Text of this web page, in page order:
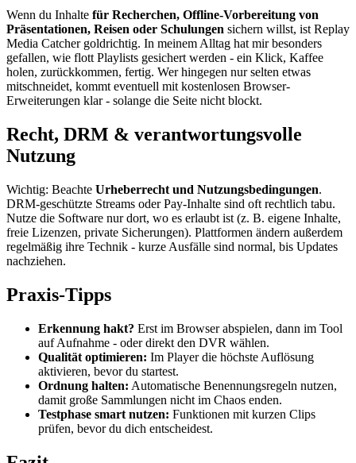
Wenn du Inhalte für Recherchen, Offline-Vorbereitung von
Präsentationen, Reisen oder Schulungen sichern willst, ist Replay
Media Catcher goldrichtig. In meinem Alltag hat mir besonders
gefallen, wie flott Playlists gesichert werden - ein Klick, Kaffee
holen, zurückkommen, fertig. Wer hingegen nur selten etwas
mitschneidet, kommt eventuell mit kostenlosen Browser-
Erweiterungen klar - solange die Seite nicht blockt.
Recht, DRM & verantwortungsvolle
Nutzung
Wichtig: Beachte Urheberrecht und Nutzungsbedingungen.
DRM-geschützte Streams oder Pay-Inhalte sind oft rechtlich tabu.
Nutze die Software nur dort, wo es erlaubt ist (z. B. eigene Inhalte,
freie Lizenzen, private Sicherungen). Plattformen ändern außerdem
regelmäßig ihre Technik - kurze Ausfälle sind normal, bis Updates
nachziehen.
Praxis-Tipps
Erkennung hakt? Erst im Browser abspielen, dann im Tool
auf Aufnahme - oder direkt den DVR wählen.
Qualität optimieren: Im Player die höchste Auflösung
aktivieren, bevor du startest.
Ordnung halten: Automatische Benennungsregeln nutzen,
damit große Sammlungen nicht im Chaos enden.
Testphase smart nutzen: Funktionen mit kurzen Clips
prüfen, bevor du dich entscheidest.